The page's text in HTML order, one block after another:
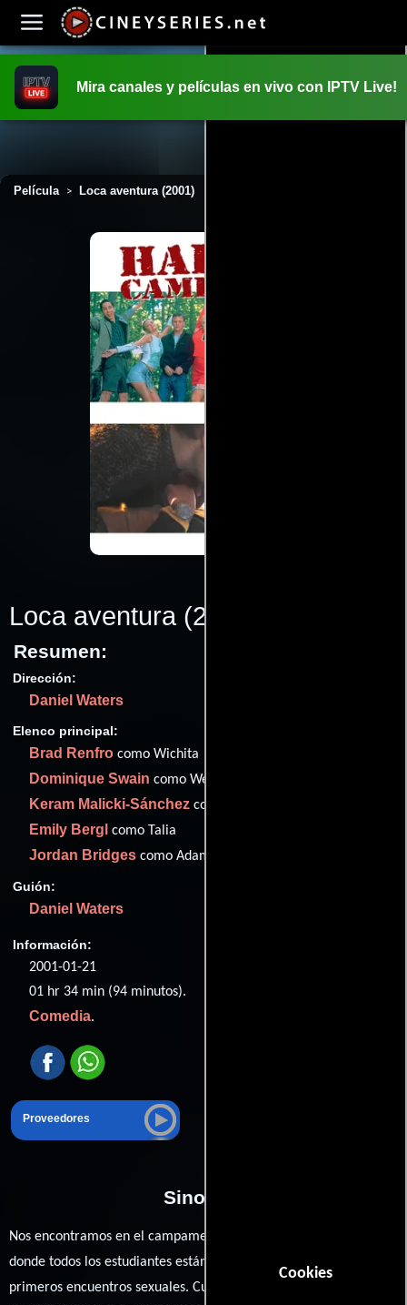
Cookies
Mira canales y películas en vivo con IPTV Live!
Película > Loca aventura (2001)
Loca aventura(2001)
Resumen:
Dirección:
Daniel Waters
Elenco principal:
Brad Renfro como Wichita
Dominique Swain como Wendy
Keram Malicki-Sánchez como Jasper
Emily Bergl como Talia
Jordan Bridges como Adam
Guión:
Daniel Waters
Información:
2001-01-21
01 hr 34 min (94 minutos).
Comedia.
Proveedores
Sinopsis
Nos encontramos en el campamento de verano, Bleeding Dove,
donde todos los estudiantes están deseosos de poder explorar sus
primeros encuentros sexuales. Cuando los miembros del consejo